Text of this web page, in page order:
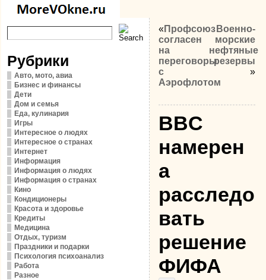
Рубрики
Авто, мото, авиа
Бизнес и финансы
Дети
Дом и семья
Еда, кулинария
Игры
Интересное о людях
Интересное о странах
Интернет
Информация
Информация о людях
Информация о странах
Кино
Кондиционеры
Красота и здоровье
Кредиты
Медицина
Отдых, туризм
Праздники и подарки
Психология психоанализ
Работа
Разное
«Профсоюз
согласен
на
переговоры
с
Аэрофлотом
Военно-
морские
нефтяные
резервы
»
BBC
намерен
а
расследо
вать
решение
ФИФА